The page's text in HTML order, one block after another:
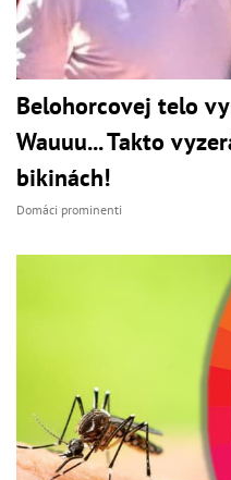
Belohorcovej telo
Wauuu... Takto
bikinách!
Domáci prominenti